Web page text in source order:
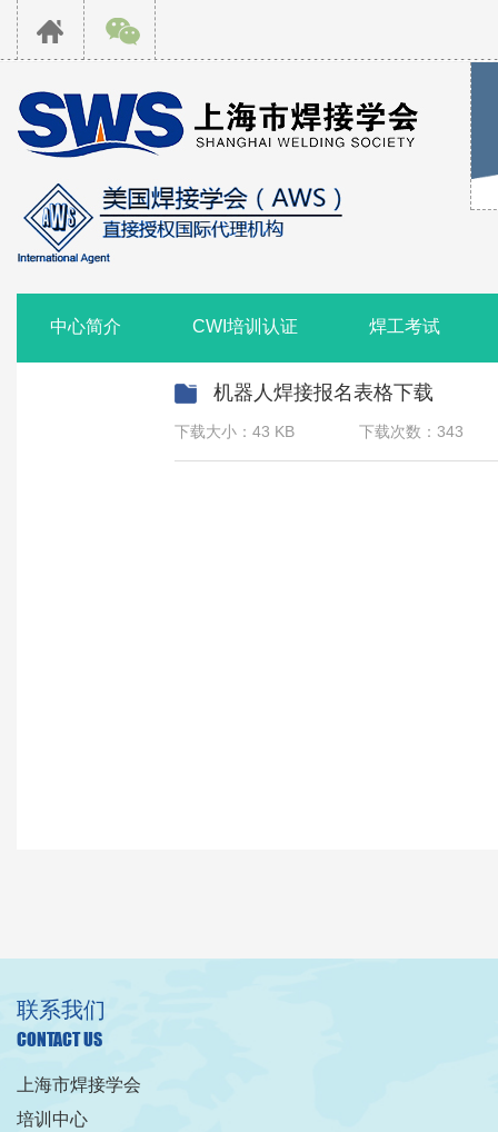
中心简介 CWI培训认证 焊工考试
机器人焊接报名表格下载
下载大小：43 KB 下载次数：343
联系我们
CONTACT US
上海市焊接学会
培训中心